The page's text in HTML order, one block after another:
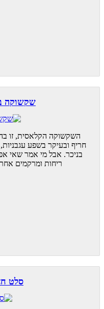
שקשוקה
השקשוקה הקלאסית, זו
חריף ובעיקר בשפע
בניכר. אבל מי אמר שאי
ריחות ומרקמים
סלט